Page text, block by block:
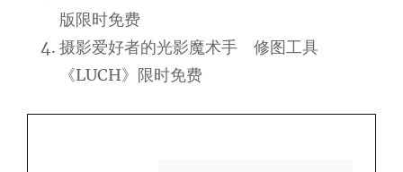
版限时免费
摄影爱好者的光影魔术手 修图工具
《LUCH》限时免费